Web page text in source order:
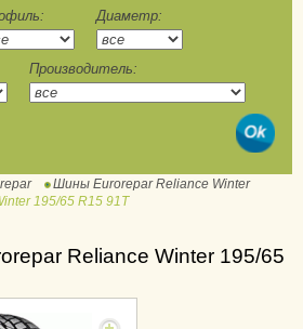
Диаметр:
Производитель:
Шины Eurorepar Reliance Winter
195/65 R15 91T
Reliance Winter 195/65